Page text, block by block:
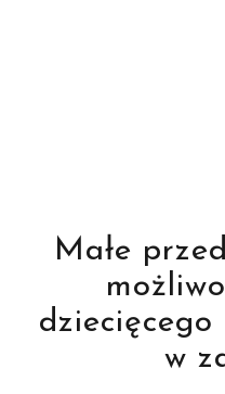
Małe
w